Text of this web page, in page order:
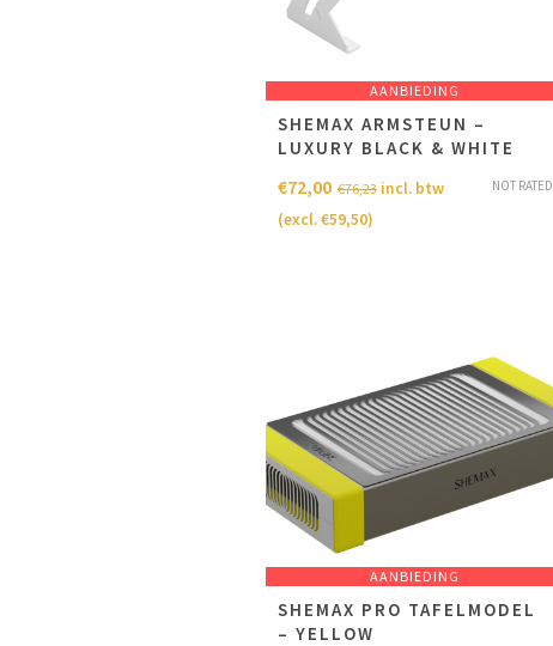
AANBIEDING
SHEMAX ARMSTEUN –
LUXURY BLACK & WHITE
NOT RATED
€76,23
€72,00
incl. btw
(excl.€59,50)
AANBIEDING
SHEMAX PRO TAFELMODEL
– YELLOW